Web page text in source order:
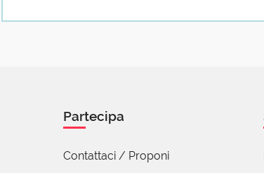
Quindi, ricapitolando, la "gang estesa" è
- INNEGABILE
Partecipa
Contattaci / Proponi